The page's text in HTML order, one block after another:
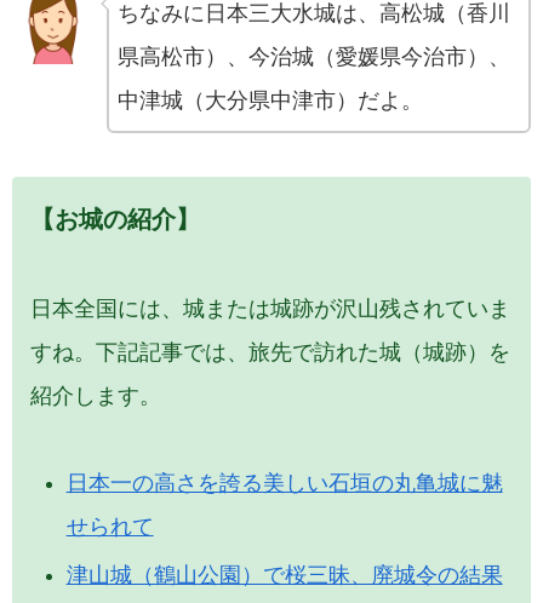
ちなみに日本三大水城は、高松城（香川
県高松市）、今治城（愛媛県今治市）、
中津城（大分県中津市）だよ。
【お城の紹介】
日本全国には、城または城跡が沢山残されていま
すね。下記記事では、旅先で訪れた城（城跡）を
紹介します。
日本一の高さを誇る美しい石垣の丸亀城に魅
せられて
津山城（鶴山公園）で桜三昧、廃城令の結果